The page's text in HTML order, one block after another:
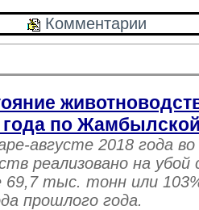
Комментарии
года по
августе 2018 года
реализовано на
69,7 тыс. тонн или
прошлого года.